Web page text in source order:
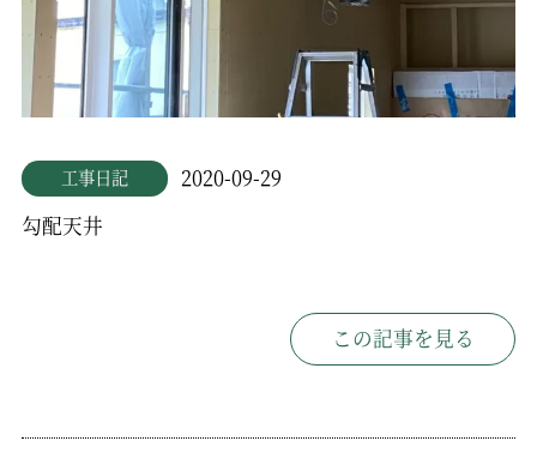
工事日記
2020-09-29
勾配天井
この記事を見る